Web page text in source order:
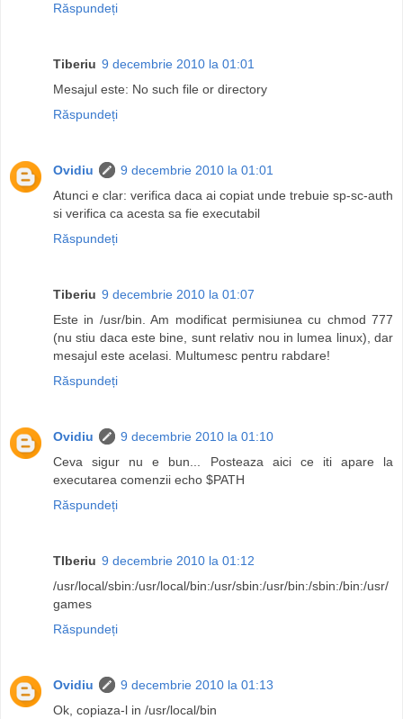
Răspundeți
Tiberiu 9 decembrie 2010 la 01:01
Mesajul este: No such file or directory
Răspundeți
Ovidiu
9 decembrie 2010 la 01:01
Atunci e clar: verifica daca ai copiat unde trebuie sp-sc-auth
si verifica ca acesta sa fie executabil
Răspundeți
Tiberiu 9 decembrie 2010 la 01:07
Este in /usr/bin. Am modificat permisiunea cu chmod 777
(nu stiu daca este bine, sunt relativ nou in lumea linux), dar
mesajul este acelasi. Multumesc pentru rabdare!
Răspundeți
Ovidiu
9 decembrie 2010 la 01:10
Ceva sigur nu e bun... Posteaza aici ce iti apare la
executarea comenzii echo $PATH
Răspundeți
TIberiu 9 decembrie 2010 la 01:12
/usr/local/sbin:/usr/local/bin:/usr/sbin:/usr/bin:/sbin:/bin:/usr/
games
Răspundeți
Ovidiu
9 decembrie 2010 la 01:13
Ok, copiaza-l in /usr/local/bin